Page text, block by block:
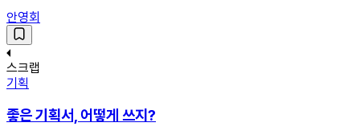
안영회
스크랩
기획
좋은 기획서, 어떻게 쓰지?